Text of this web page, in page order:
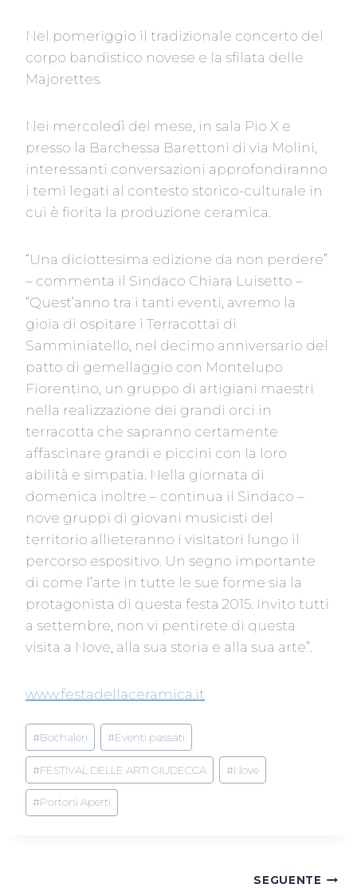
Nel pomeriggio il tradizionale concerto del
corpo bandistico novese e la sfilata delle
Majorettes.
Nei mercoledì del mese, in sala Pio X e
presso la Barchessa Barettoni di via Molini,
interessanti conversazioni approfondiranno
i temi legati al contesto storico-culturale in
cui è fiorita la produzione ceramica.
“Una diciottesima edizione da non perdere”
– commenta il Sindaco Chiara Luisetto –
“Quest’anno tra i tanti eventi, avremo la
gioia di ospitare i Terracottai di
Samminiatello, nel decimo anniversario del
patto di gemellaggio con Montelupo
Fiorentino, un gruppo di artigiani maestri
nella realizzazione dei grandi orci in
terracotta che sapranno certamente
affascinare grandi e piccini con la loro
abilità e simpatia. Nella giornata di
domenica inoltre – continua il Sindaco –
nove gruppi di giovani musicisti del
territorio allieteranno i visitatori lungo il
percorso espositivo. Un segno importante
di come l’arte in tutte le sue forme sia la
protagonista di questa festa 2015. Invito tutti
a settembre, non vi pentirete di questa
visita a Nove, alla sua storia e alla sua arte”.
www.festadellaceramica.it
Tag
articolo:
#Bochaleri #Eventi passati
#FESTIVAL DELLE ARTI GIUDECCA #Nove
#Portoni Aperti
SEGUENTE